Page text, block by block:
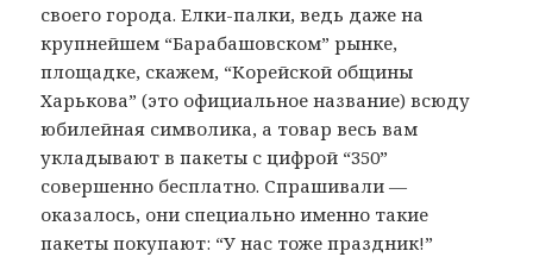
своего города. Елки-палки, ведь даже на
крупнейшем “Барабашовском” рынке,
площадке, скажем, “Корейской общины
Харькова” (это официальное название) всюду
юбилейная символика, а товар весь вам
укладывают в пакеты с цифрой “350”
совершенно бесплатно. Спрашивали —
оказалось, они специально именно такие
пакеты покупают: “У нас тоже праздник!”